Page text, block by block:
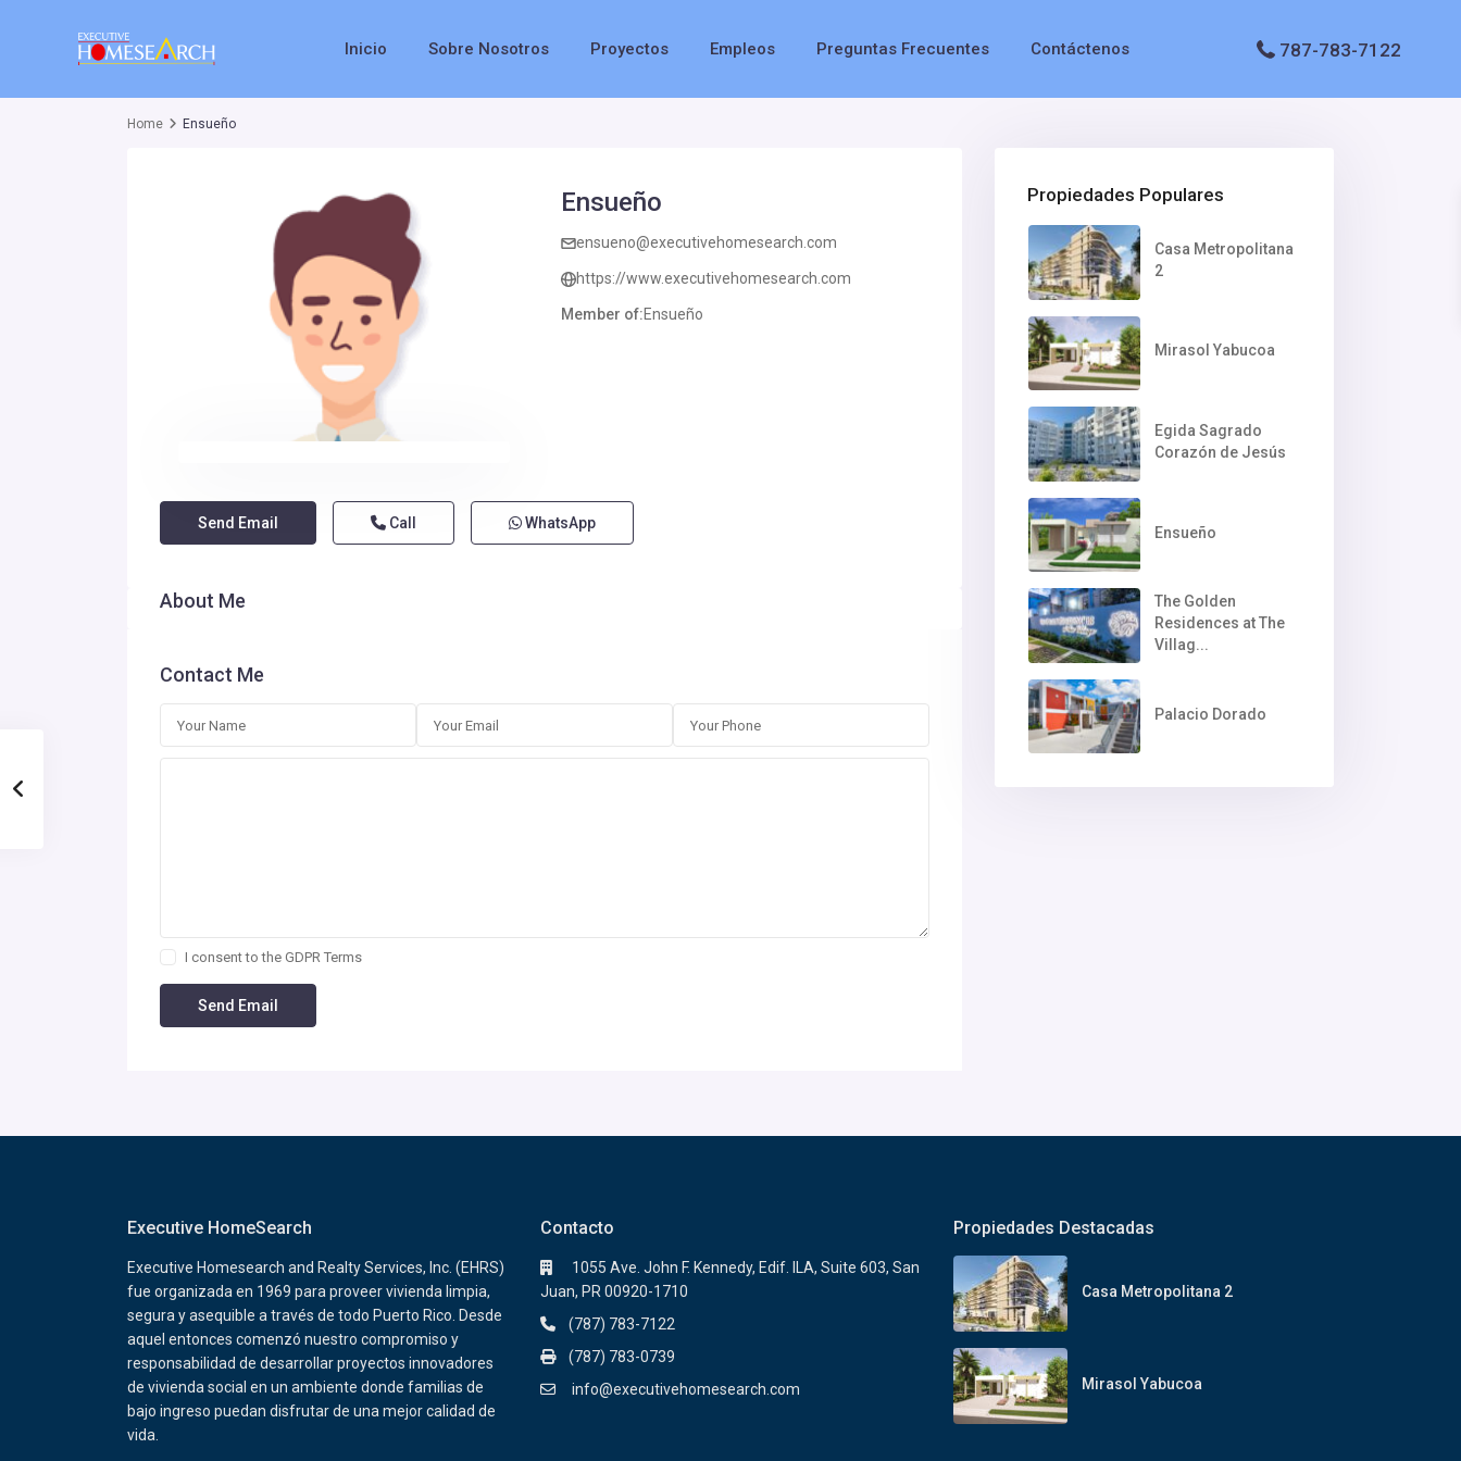
Inicio Sobre Nosotros Proyectos Empleos Preguntas Frecuentes Contáctenos 787-783-7122
Home Ensueño
Ensueño
ensueno@executivehomesearch.com
https://www.executivehomesearch.com
Member of:Ensueño
Send Email Call WhatsApp
About Me
Contact Me
I consent to the GDPR Terms
Propiedades Populares
Casa Metropolitana
2
Mirasol Yabucoa
Egida Sagrado
Corazón de Jesús
Ensueño
The Golden
Residences at The
Villag...
Palacio Dorado
Executive HomeSearch
Executive Homesearch and Realty Services, Inc. (EHRS)
fue organizada en 1969 para proveer vivienda limpia,
segura y asequible a través de todo Puerto Rico. Desde
aquel entonces comenzó nuestro compromiso y
responsabilidad de desarrollar proyectos innovadores
de vivienda social en un ambiente donde familias de
bajo ingreso puedan disfrutar de una mejor calidad de
vida.
Contacto
1055 Ave. John F. Kennedy, Edif. ILA, Suite 603, San
Juan, PR 00920-1710
(787) 783-7122
(787) 783-0739
info@executivehomesearch.com
Propiedades Destacadas
Casa Metropolitana 2
Mirasol Yabucoa